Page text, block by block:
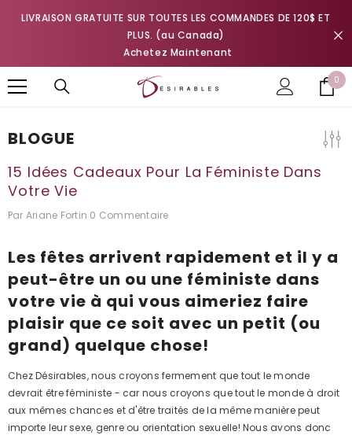
IGNORER ET PASSER AU CONTENU
LIVRAISON GRATUITE SUR TOUTES LES COMMANDES DE 120$ ET
PLUS. (au Canada)
Achetez Maintenant
0 0
BLOGUE
15 Idées Cadeaux Pour La Féministe Dans
Votre Vie
Par Ariane Fortin 0 Commentaire
Les fêtes arrivent rapidement et il y a
peut-être un ou une féministe dans
votre vie à qui vous aimeriez faire
plaisir que ce soit avec un petit (ou
grand) quelque chose!
Chez Désirables, nous croyons fermement que tout le monde
devrait être féministe - car nous croyons que tout le monde à droit
aux mêmes chances et d'être traités de la même manière peut
importe leur sexe, genre ou orientation sexuelle! Nous avons donc